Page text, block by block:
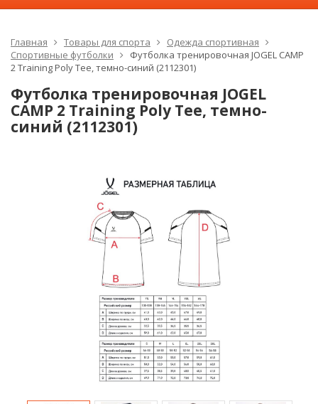
Главная Товары для спорта
Одежда спортивная
Спортивные футболки
Футболка тренировочная JOGEL CAMP
2 Training Poly Tee, темно-синий (2112301)
Футболка тренировочная JOGEL
CAMP 2 Training Poly Tee, темно-
синий (2112301)